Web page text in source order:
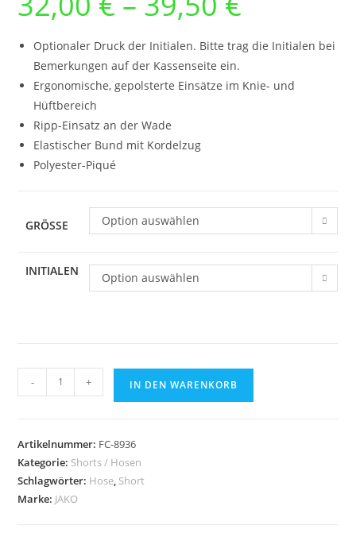
Optionaler Druck der Initialen. Bitte trag die Initialen bei
Bemerkungen auf der Kassenseite ein.
Ergonomische, gepolsterte Einsätze im Knie- und
Hüftbereich
Ripp-Einsatz an der Wade
Elastischer Bund mit Kordelzug
Polyester-Piqué
GRÖSSE Option auswählen
INITIALEN Option auswählen
Torwarthose
- + IN DEN WARENKORB
Artikelnummer: FC-8936
Kategorie: Shorts / Hosen
Schlagwörter: Hose, Short
Marke: JAKO